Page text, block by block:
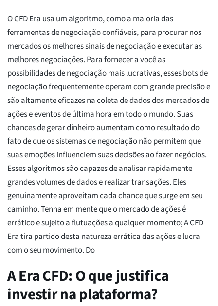
O CFD Era usa um algoritmo, como a maioria das
ferramentas de negociação confiáveis, para procurar nos
mercados os melhores sinais de negociação e executar as
melhores negociações. Para fornecer a você as
possibilidades de negociação mais lucrativas, esses bots de
negociação frequentemente operam com grande precisão e
são altamente eficazes na coleta de dados dos mercados de
ações e eventos de última hora em todo o mundo. Suas
chances de gerar dinheiro aumentam como resultado do
fato de que os sistemas de negociação não permitem que
suas emoções influenciem suas decisões ao fazer negócios.
Esses algoritmos são capazes de analisar rapidamente
grandes volumes de dados e realizar transações. Eles
genuinamente aproveitam cada chance que surge em seu
caminho. Tenha em mente que o mercado de ações é
errático e sujeito a flutuações a qualquer momento; A CFD
Era tira partido desta natureza errática das ações e lucra
com o seu movimento. Do
A Era CFD: O que justifica
investir na plataforma?